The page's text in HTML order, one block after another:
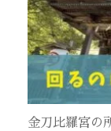
金刀比羅宮の